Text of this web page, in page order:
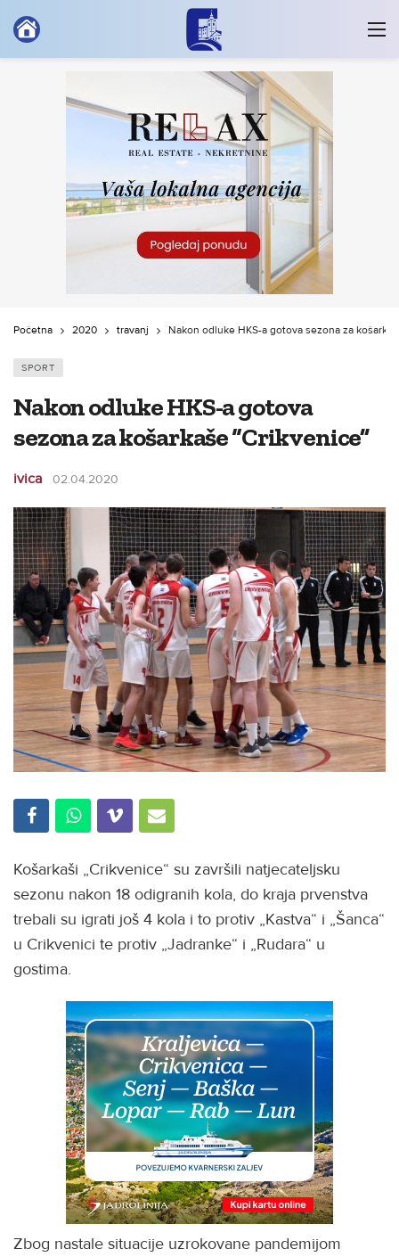
Početna 2020 travanj Nakon odluke HKS-a gotova sezona za
SPORT
Nakon odluke HKS-a gotova
sezona za košarkaše “Crikvenice”
ivica 02.04.2020
Košarkaši „Crikvenice“ su završili natjecateljsku
sezonu nakon 18 odigranih kola, do kraja prvenstva
trebali su igrati još 4 kola i to protiv „Kastva“ i „Šanca“
u Crikvenici te protiv „Jadranke“ i „Rudara“ u
gostima.
Zbog nastale situacije uzrokovane pandemijom